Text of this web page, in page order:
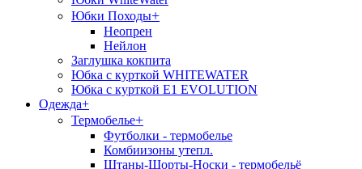
Юбки Походы+
Неопрен
Нейлон
Заглушка кокпита
Юбка с курткой WHITEWATER
Юбка с курткой E1 EVOLUTION
Одежда+
Термобелье+
Футболки - термобелье
Комбиизоны утепл.
Штаны-Шорты-Носки - термобельё